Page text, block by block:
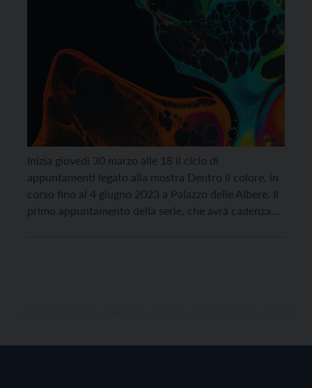
Inizia giovedì 30 marzo alle 18 il ciclo di
appuntamenti legato alla mostra Dentro il colore, in
corso fino al 4 giugno 2023 a Palazzo delle Albere. Il
primo appuntamento della serie, che avrà cadenza